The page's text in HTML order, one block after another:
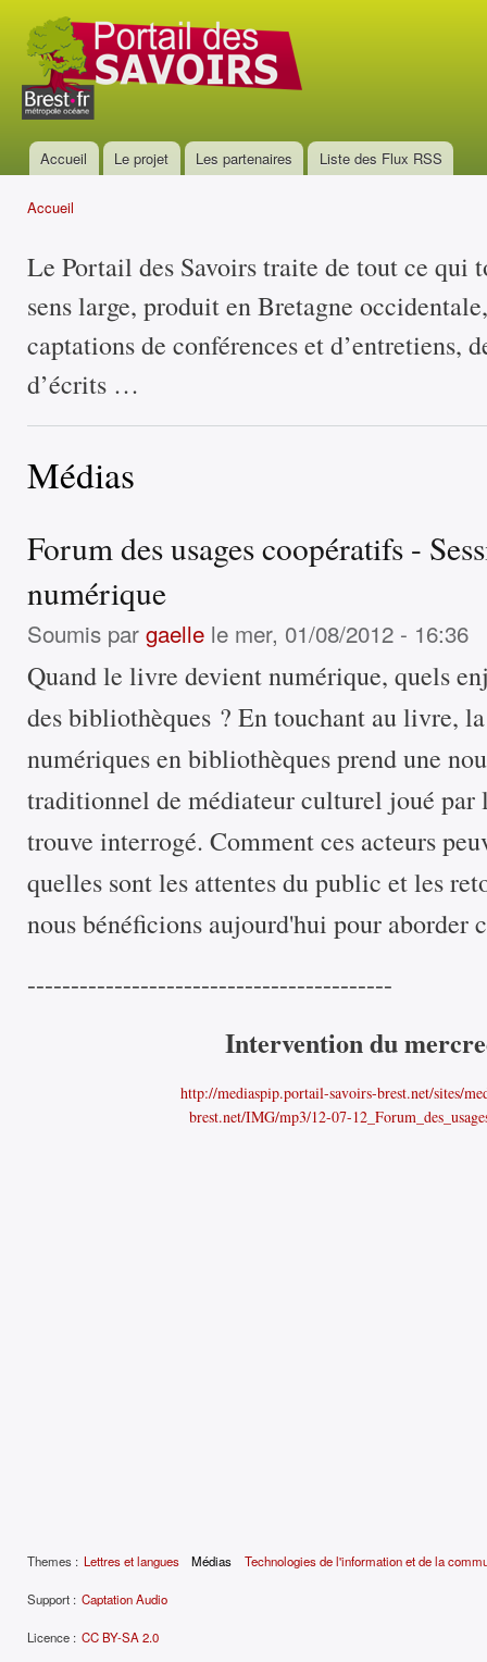
Portail
des
savoirs
Menu principal
Accueil Le projet Les partenaires Liste des Flux RSS
Accueil
Le Portail des Savoirs traite de tout ce qui
sens large, produit en Bretagne
captations de conférences et d’entretiens,
d’écrits …
Médias
Forum des usages coopératifs -
numérique
Soumis par gaelle le mer, 01/08/2012 - 16:36
Quand le livre devient numérique, quels
des bibliothèques ? En touchant au livre,
numériques en bibliothèques prend une
traditionnel de médiateur culturel joué par
trouve interrogé. Comment ces acteurs
quelles sont les attentes du public et les
nous bénéficions aujourd'hui pour aborder
------------------------------------------
Intervention du
http://mediaspip.portail-savoirs-brest.net/sites/
brest.net/IMG/mp3/12-07-
Themes : Lettres et langues Médias Technologies de l'information et de la
Support : Captation Audio
Licence : CC BY-SA 2.0